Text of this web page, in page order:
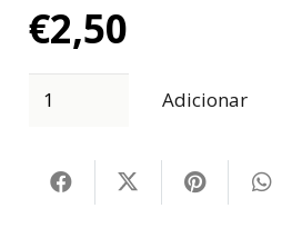
€2,50
Adicionar